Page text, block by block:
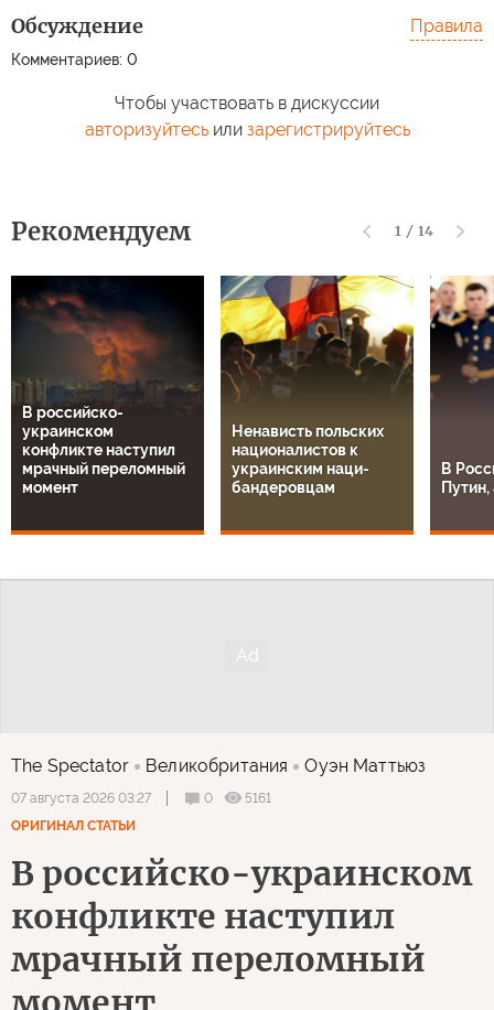
Обсуждение
Комментариев: 0
Правила
Чтобы участвовать в дискуссии
авторизуйтесьили зарегистрируйтесь
Рекомендуем 1 / 14
В российско-
украинском
конфликте наступил
мрачный переломный
момент
Ненависть польских
националистов к
украинским наци-
бандеровцам
В
The Spectator Великобритания Оуэн Маттьюз
07 августа 2026 03:27 0
5161
ОРИГИНАЛ СТАТЬИ
В российско-украинском
конфликте наступил
мрачный переломный